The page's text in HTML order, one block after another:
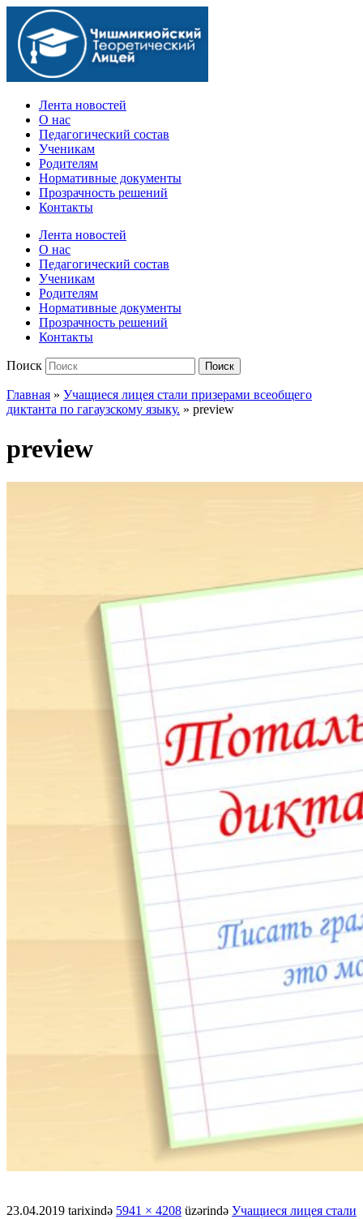
Официальный сайт учебного заведения
Лента новостей
О нас
Педагогический состав
Ученикам
Родителям
Нормативные документы
Прозрачность решений
Контакты
Лента новостей
О нас
Педагогический состав
Ученикам
Родителям
Нормативные документы
Прозрачность решений
Контакты
Поиск Поиск
Главная » Учащиеся лицея стали призерами всеобщего
диктанта по гагаузскому языку. » preview
preview
23.04.2019 tarixində 5941 × 4208 üzərində Учащиеся лицея стали